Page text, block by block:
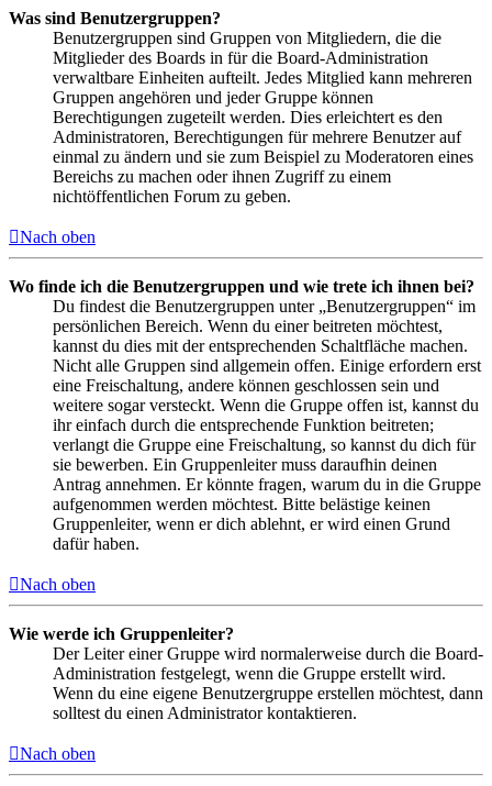
Was sind Benutzergruppen?
Benutzergruppen sind Gruppen von Mitgliedern, die die
Mitglieder des Boards in für die Board-Administration
verwaltbare Einheiten aufteilt. Jedes Mitglied kann mehreren
Gruppen angehören und jeder Gruppe können
Berechtigungen zugeteilt werden. Dies erleichtert es den
Administratoren, Berechtigungen für mehrere Benutzer auf
einmal zu ändern und sie zum Beispiel zu Moderatoren eines
Bereichs zu machen oder ihnen Zugriff zu einem
nichtöffentlichen Forum zu geben.
Nach oben
Wo finde ich die Benutzergruppen und wie trete ich ihnen bei?
Du findest die Benutzergruppen unter „Benutzergruppen“ im
persönlichen Bereich. Wenn du einer beitreten möchtest,
kannst du dies mit der entsprechenden Schaltfläche machen.
Nicht alle Gruppen sind allgemein offen. Einige erfordern erst
eine Freischaltung, andere können geschlossen sein und
weitere sogar versteckt. Wenn die Gruppe offen ist, kannst du
ihr einfach durch die entsprechende Funktion beitreten;
verlangt die Gruppe eine Freischaltung, so kannst du dich für
sie bewerben. Ein Gruppenleiter muss daraufhin deinen
Antrag annehmen. Er könnte fragen, warum du in die Gruppe
aufgenommen werden möchtest. Bitte belästige keinen
Gruppenleiter, wenn er dich ablehnt, er wird einen Grund
dafür haben.
Nach oben
Wie werde ich Gruppenleiter?
Der Leiter einer Gruppe wird normalerweise durch die Board-
Administration festgelegt, wenn die Gruppe erstellt wird.
Wenn du eine eigene Benutzergruppe erstellen möchtest, dann
solltest du einen Administrator kontaktieren.
Nach oben